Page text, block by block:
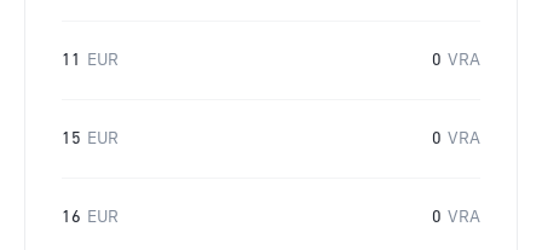
11 EUR 0 VRA
15 EUR 0 VRA
16 EUR 0 VRA